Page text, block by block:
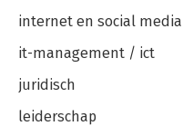
internet en social media
it-management / ict
juridisch
leiderschap